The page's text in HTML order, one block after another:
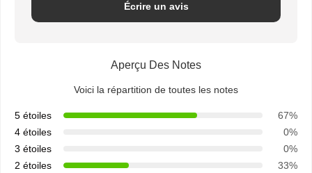
Écrire un avis
Aperçu Des Notes
Voici la répartition de toutes les notes
5 étoiles
67%
4 étoiles
0%
3 étoiles
0%
2 étoiles
33%